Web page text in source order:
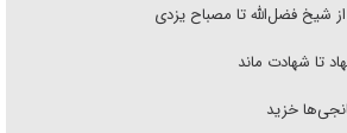
شیخ فضل‌الله تا مصباح یزدی
تا شهادت ماند
خزید